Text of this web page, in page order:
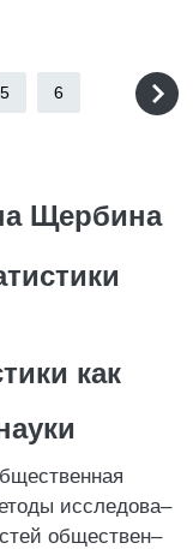
5 6
Щербина
как
исследова–
обществен–